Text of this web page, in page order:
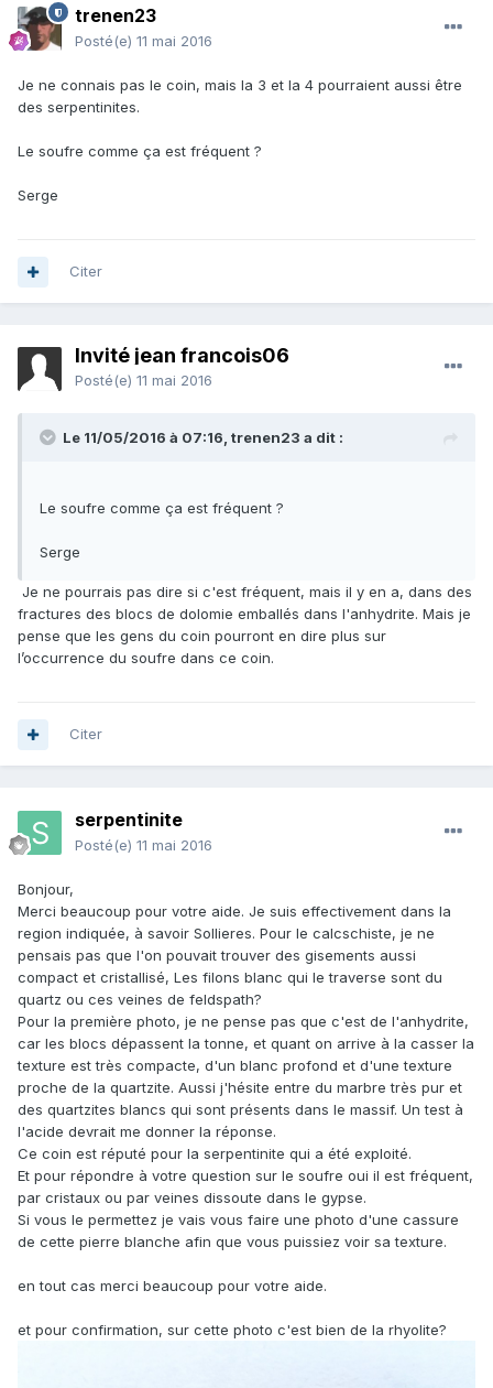
trenen23
Posté(e) 11 mai 2016
Je ne connais pas le coin, mais la 3 et la 4 pourraient aussi être
des serpentinites.
Le soufre comme ça est fréquent ?
Serge
Citer
Invité jean francois06
Posté(e) 11 mai 2016
Le 11/05/2016 à 07:16, trenen23 a dit :
Le soufre comme ça est fréquent ?
Serge
Je ne pourrais pas dire si c'est fréquent, mais il y en a, dans des
fractures des blocs de dolomie emballés dans l'anhydrite. Mais je
pense que les gens du coin pourront en dire plus sur
l’occurrence du soufre dans ce coin.
Citer
serpentinite
Posté(e) 11 mai 2016
Bonjour,
Merci beaucoup pour votre aide. Je suis effectivement dans la
region indiquée, à savoir Sollieres. Pour le calcschiste, je ne
pensais pas que l'on pouvait trouver des gisements aussi
compact et cristallisé, Les filons blanc qui le traverse sont du
quartz ou ces veines de feldspath?
Pour la première photo, je ne pense pas que c'est de l'anhydrite,
car les blocs dépassent la tonne, et quant on arrive à la casser la
texture est très compacte, d'un blanc profond et d'une texture
proche de la quartzite. Aussi j'hésite entre du marbre très pur et
des quartzites blancs qui sont présents dans le massif. Un test à
l'acide devrait me donner la réponse.
Ce coin est réputé pour la serpentinite qui a été exploité.
Et pour répondre à votre question sur le soufre oui il est fréquent,
par cristaux ou par veines dissoute dans le gypse.
Si vous le permettez je vais vous faire une photo d'une cassure
de cette pierre blanche afin que vous puissiez voir sa texture.
en tout cas merci beaucoup pour votre aide.
et pour confirmation, sur cette photo c'est bien de la rhyolite?